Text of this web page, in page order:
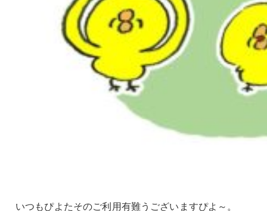
いつもぴよたそのご利用有難うございますぴよ～。